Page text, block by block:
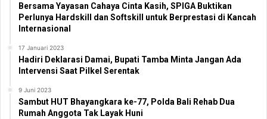
Bersama Yayasan Cahaya Cinta Kasih, SPIGA Buktikan
Perlunya Hardskill dan Softskill untuk Berprestasi di Kancah
Internasional
17 Januari 2023
Hadiri Deklarasi Damai, Bupati Tamba Minta Jangan Ada
Intervensi Saat Pilkel Serentak
9 Juni 2023
Sambut HUT Bhayangkara ke-77, Polda Bali Rehab Dua
Rumah Anggota Tak Layak Huni